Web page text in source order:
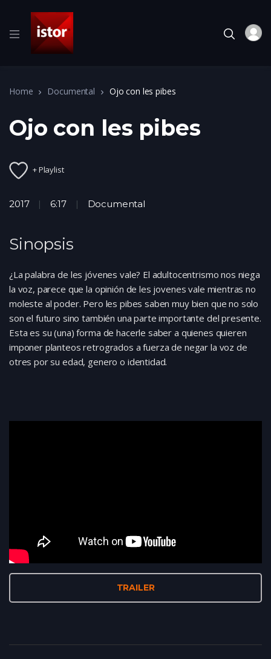
Home Documental Ojo con les pibes
TRAILER
Ojo con les pibes
+ Playlist
2017 6:17 Documental
Sinopsis
¿La palabra de les jóvenes vale? El adultocentrismo nos niega
la voz, parece que la opinión de les jovenes vale mientras no
moleste al poder. Pero les pibes saben muy bien que no solo
son el futuro sino también una parte importante del presente.
Esta es su (una) forma de hacerle saber a quienes quieren
imponer planteos retrogrados a fuerza de negar la voz de
otres por su edad, genero o identidad.